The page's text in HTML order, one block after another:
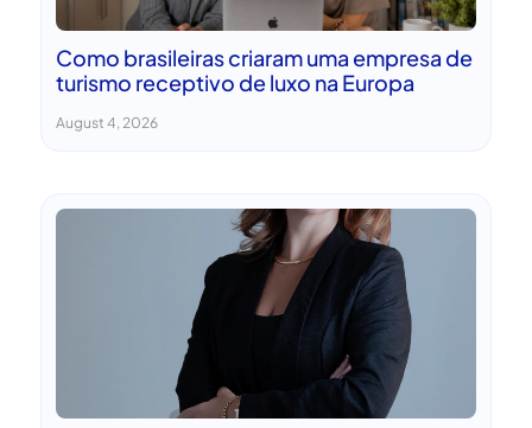
Como brasileiras criaram uma empresa de
turismo receptivo de luxo na Europa
August 4, 2026